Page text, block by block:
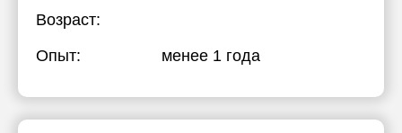
Возраст:
Опыт:
менее 1 года